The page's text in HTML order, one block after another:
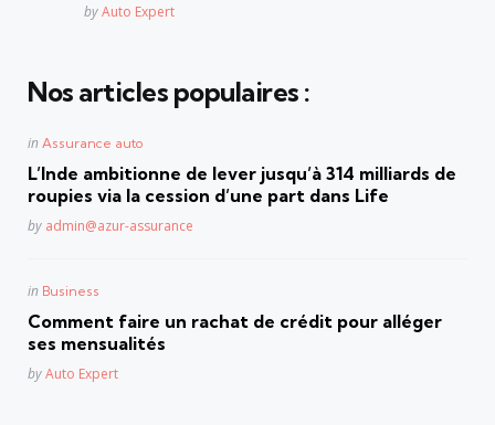
Posted
byAuto Expert
Nos articles populaires :
Posted
in Assurance auto
L’Inde ambitionne de lever jusqu’à 314 milliards de
roupies via la cession d’une part dans Life
Posted
by admin@azur-assurance
Posted
in Business
Comment faire un rachat de crédit pour alléger
ses mensualités
Posted
byAuto Expert